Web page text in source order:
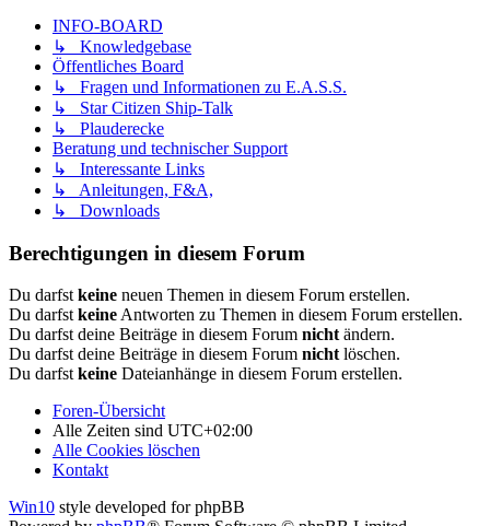
INFO-BOARD
↳ Knowledgebase
Öffentliches Board
↳ Fragen und Informationen zu E.A.S.S.
↳ Star Citizen Ship-Talk
↳ Plauderecke
Beratung und technischer Support
↳ Interessante Links
↳ Anleitungen, F&A,
↳ Downloads
Berechtigungen in diesem Forum
Du darfstkeine neuen Themen in diesem Forum erstellen.
Du darfstkeineAntworten zu Themen in diesem Forum erstellen.
Du darfst deine Beiträge in diesem Forum nichtändern.
Du darfst deine Beiträge in diesem Forum nichtlöschen.
Du darfstkeine Dateianhänge in diesem Forum erstellen.
Foren-Übersicht
Alle Zeiten sind UTC+02:00
Alle Cookies löschen
Kontakt
Win10 style developed for phpBB